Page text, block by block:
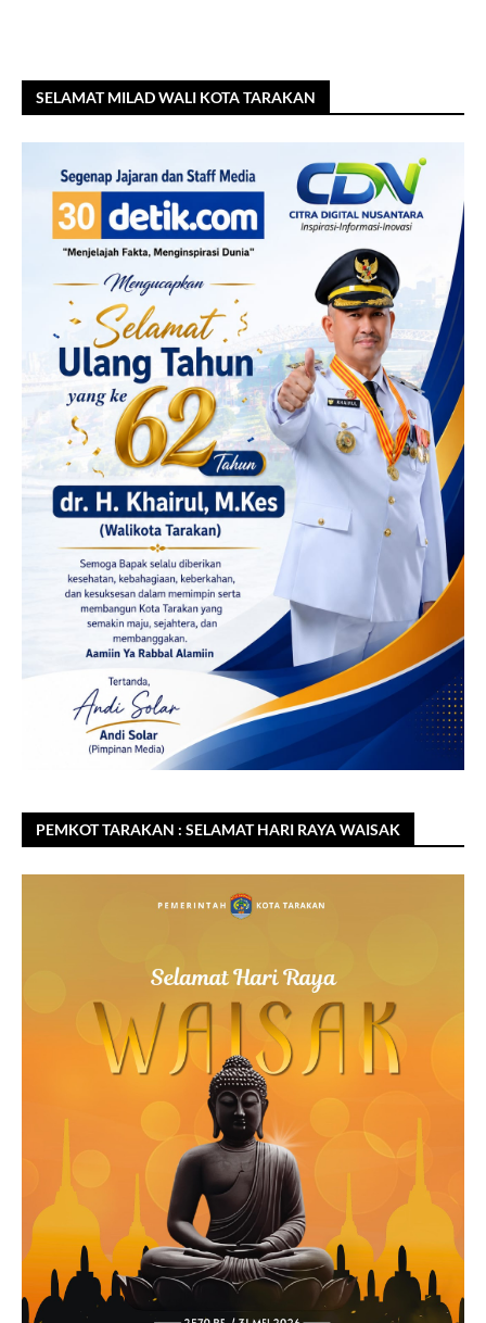
SELAMAT MILAD WALI KOTA TARAKAN
PEMKOT TARAKAN : SELAMAT HARI RAYA WAISAK